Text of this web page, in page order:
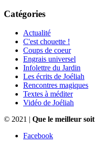
Catégories
Actualité
C'est chouette !
Coups de coeur
Engrais universel
Infolettre du Jardin
Les écrits de Joéliah
Rencontres magiques
Textes à méditer
Vidéo de Joéliah
© 2021 | Que le meilleur soit
Facebook